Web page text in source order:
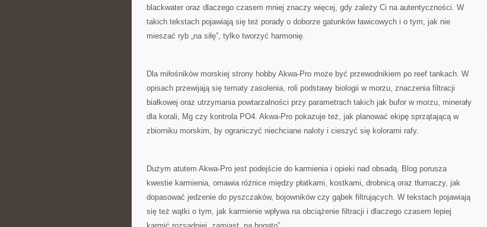
blackwater oraz dlaczego czasem mniej znaczy więcej, gdy zależy Ci na autentyczności. W
takich tekstach pojawiają się też porady o doborze gatunków ławicowych i o tym, jak nie
mieszać ryb „na siłę”, tylko tworzyć harmonię.
Dla miłośników morskiej strony hobby Akwa-Pro może być przewodnikiem po reef tankach. W
opisach przewijają się tematy zasolenia, roli podstawy biologii w morzu, znaczenia filtracji
białkowej oraz utrzymania powtarzalności przy parametrach takich jak bufor w morzu, minerały
dla korali, Mg czy kontrola PO4. Akwa-Pro pokazuje też, jak planować ekipę sprzątającą w
zbiorniku morskim, by ograniczyć niechciane naloty i cieszyć się kolorami rafy.
Dużym atutem Akwa-Pro jest podejście do karmienia i opieki nad obsadą. Blog porusza
kwestie karmienia, omawia różnice między płatkami, kostkami, drobnicą oraz tłumaczy, jak
dopasować jedzenie do pyszczaków, bojowników czy gąbek filtrujących. W tekstach pojawiają
się też wątki o tym, jak karmienie wpływa na obciążenie filtracji i dlaczego czasem lepiej